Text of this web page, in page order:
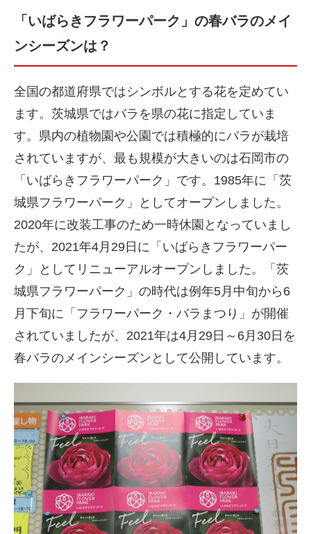
「いばらきフラワーパーク」の春バラのメイ
ンシーズンは？
全国の都道府県ではシンボルとする花を定めてい
ます。茨城県ではバラを県の花に指定していま
す。県内の植物園や公園では積極的にバラが栽培
されていますが、最も規模が大きいのは石岡市の
「いばらきフラワーパーク」です。1985年に「茨
城県フラワーパーク」としてオープンしました。
2020年に改装工事のため一時休園となっていまし
たが、2021年4月29日に「いばらきフラワーパー
ク」としてリニューアルオープンしました。「茨
城県フラワーパーク」の時代は例年5月中旬から6
月下旬に「フラワーパーク・バラまつり」が開催
されていましたが、2021年は4月29日～6月30日を
春バラのメインシーズンとして公開しています。